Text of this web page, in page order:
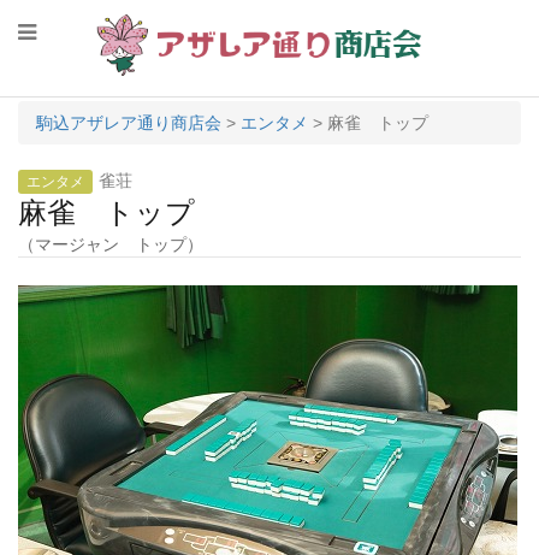
駒込アザレア通り商店会 > エンタメ > 麻雀 トップ
エンタメ 雀荘
麻雀 トップ
（マージャン トップ）